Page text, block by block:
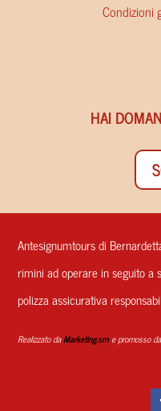
Condizioni
HAI
Antesignumtours di
rimini ad operare in seguito
polizza assicurativa
Realizzato daMarketing.sm e promosso da